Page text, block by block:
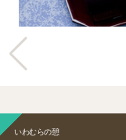
いわむらの憩